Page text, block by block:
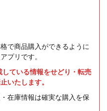
で商品購入ができるように
プリです。
ている情報をせどり・転売
いたします。
在庫情報は確実な購入を保